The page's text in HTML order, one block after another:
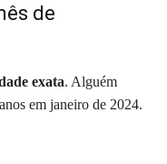
de
exata. Alguém
em janeiro de 2024.